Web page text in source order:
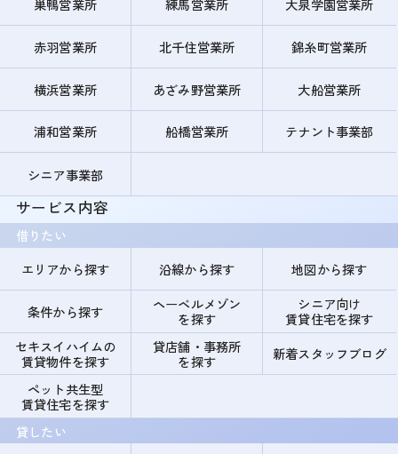
巣鴨営業所 練馬営業所 大泉学園営業所
赤羽営業所 北千住営業所 錦糸町営業所
横浜営業所 あざみ野営業所 大船営業所
浦和営業所 船橋営業所 テナント事業部
シニア事業部
サービス内容
借りたい
エリアから探す
沿線から探す 地図から探す
条件から探す
ヘーベルメゾン
を探す
シニア向け
賃貸住宅を探す
セキスイハイムの
賃貸物件を探す
貸店舗・事務所
を探す
新着スタッフブログ
ペット共生型
賃貸住宅を探す
貸したい